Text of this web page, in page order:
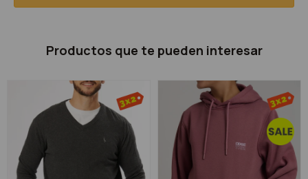
Productos que te pueden interesar